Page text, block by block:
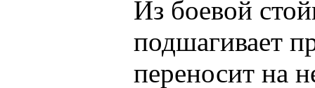
Из боевой
подшагивает
переносит на